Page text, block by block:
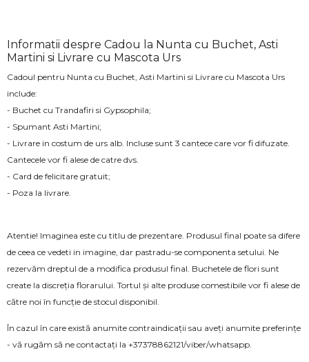
Informatii despre Cadou la Nunta cu Buchet, Asti
Martini si Livrare cu Mascota Urs
Cadoul pentru Nunta cu Buchet, Asti Martini si Livrare cu Mascota Urs
include:
- Buchet cu Trandafiri si Gypsophila;
- Spumant Asti Martini;
- Livrare in costum de urs alb. Incluse sunt 3 cantece care vor fi difuzate.
Cantecele vor fi alese de catre dvs.
- Card de felicitare gratuit;
- Poza la livrare.
Atentie! Imaginea este cu titlu de prezentare. Produsul final poate sa difere
de ceea ce vedeti in imagine, dar pastradu-se componenta setului. Ne
rezervăm dreptul de a modifica produsul final. Buchetele de flori sunt
create la discreția florarului. Tortul și alte produse comestibile vor fi alese de
către noi în funcție de stocul disponibil.
În cazul în care există anumite contraindicații sau aveți anumite preferințe
- vă rugăm să ne contactați la +37378862121/viber/whatsapp.